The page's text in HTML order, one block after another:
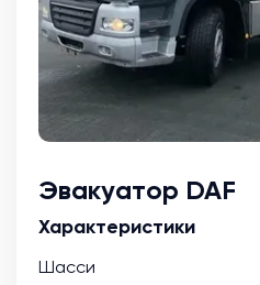
Эвакуатор DAF
Характеристики
Шасси